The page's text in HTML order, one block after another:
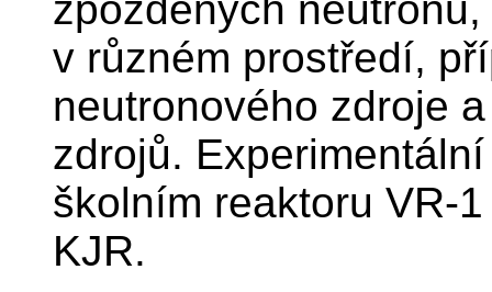
zpožděných
v různém prostředí,
neutronového zdroje
zdrojů.
školním reaktoru VR-
KJR.